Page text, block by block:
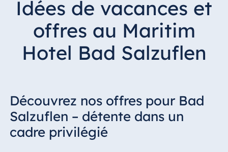
Hotel Bonn
Hotel Bremen
Hotel Darmstadt
Hotel Dresden
Hotel am
Schlossgarten
Fulda
Airport Hotel
Idées de vacances et
offres au Maritim
Hotel Bad Salzuflen
Découvrez nos offres pour Bad
Salzuflen – détente dans un
cadre privilégié